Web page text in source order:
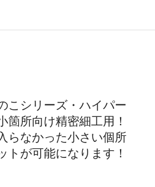
こシリーズ・ハイパー
箇所向け精密細工用！
らなかった小さい個所
トが可能になります！